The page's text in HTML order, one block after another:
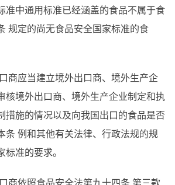
准中通用标准已经涵盖的食品不属于食
规定的尚无食品安全国家标准的食
商应当建立境外出口商、境外生产企
核境外出口商、境外生产企业制定和执
措施的情况以及向我国出口的食品是否
条 例和其他有关法律、行政法规的规
标准的要求。
商依照食品安全法第九十四条 第三款